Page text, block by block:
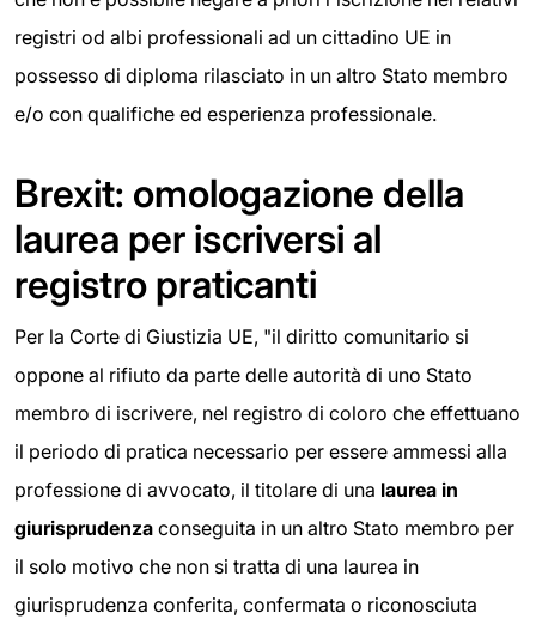
registri od albi professionali ad un cittadino UE in
possesso di diploma rilasciato in un altro Stato membro
e/o con qualifiche ed esperienza professionale.
Brexit: omologazione della
laurea per iscriversi al
registro praticanti
Per la Corte di Giustizia UE, "il diritto comunitario si
oppone al rifiuto da parte delle autorità di uno Stato
membro di iscrivere, nel registro di coloro che effettuano
il periodo di pratica necessario per essere ammessi alla
professione di avvocato, il titolare di una laurea in
giurisprudenza conseguita in un altro Stato membro per
il solo motivo che non si tratta di una laurea in
giurisprudenza conferita, confermata o riconosciuta